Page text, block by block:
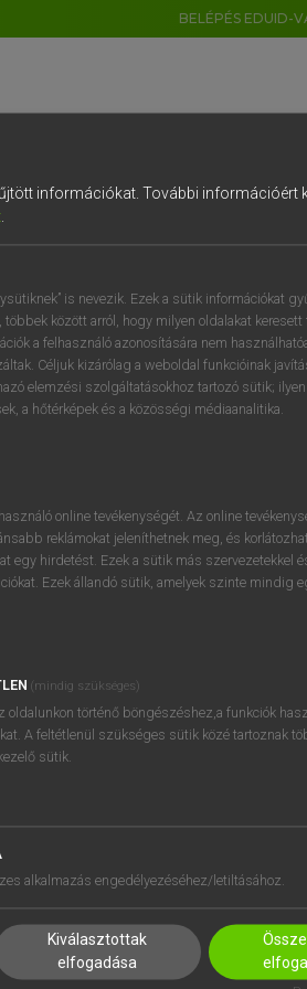
BELÉPÉS EDUID-
próbaverziójának
regisztrálok ésbelépek.
REGISZTRÁCIÓ
információkat. További információért
.
is nevezik. Ezek a sütik információkat
között arról, hogy milyen oldalakat keresett
a felhasználó azonosítására nem
Céljuk kizárólag a weboldal funkcióinak
elemzési szolgáltatásokhoz tartozó sütik;
a hőtérképek és a közösségi médiaanalitika.
online tevékenységét. Az online
reklámokat jeleníthetnek meg, és
egy hirdetést. Ezek a sütik más szervezetekkel
Ezek állandó sütik, amelyek szinte mindig
(mindig szükséges)
oldalunkon történő böngészéshez,a funkciók
A feltétlenül szükséges sütik közé tartoznak
sütik.
alkalmazás engedélyezéséhez/letiltásához.
Kiválasztottak
elfogadása
5 6 7 8 9
r t z u i
g h j k l é
c v b n m , .